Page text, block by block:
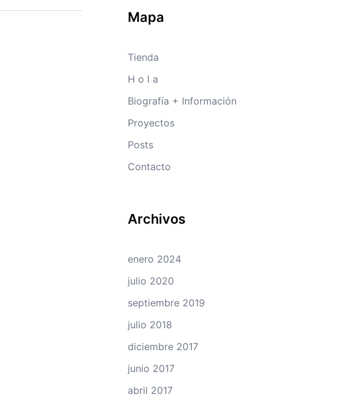
Mapa
Tienda
H o l a
Biografía + Información
Proyectos
Posts
Contacto
Archivos
enero 2024
julio 2020
septiembre 2019
julio 2018
diciembre 2017
junio 2017
abril 2017